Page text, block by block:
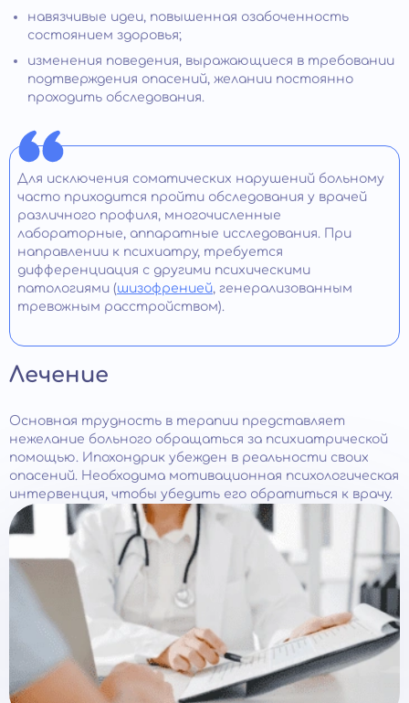
навязчивые идеи, повышенная озабоченность
состоянием здоровья;
изменения поведения, выражающиеся в требовании
подтверждения опасений, желании постоянно
проходить обследования.
Для исключения соматических нарушений больному
часто приходится пройти обследования у врачей
различного профиля, многочисленные
лабораторные, аппаратные исследования. При
направлении к психиатру, требуется
дифференциация с другими психическими
патологиями (шизофренией, генерализованным
тревожным расстройством).
Лечение
Основная трудность в терапии представляет
нежелание больного обращаться за психиатрической
помощью. Ипохондрик убежден в реальности своих
опасений. Необходима мотивационная психологическая
интервенция, чтобы убедить его обратиться к врачу.